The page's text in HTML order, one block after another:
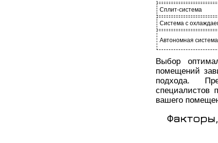
Сплит-система
Система с
Автономная система
Выбор
помещений
подхода.
специалистов
вашего